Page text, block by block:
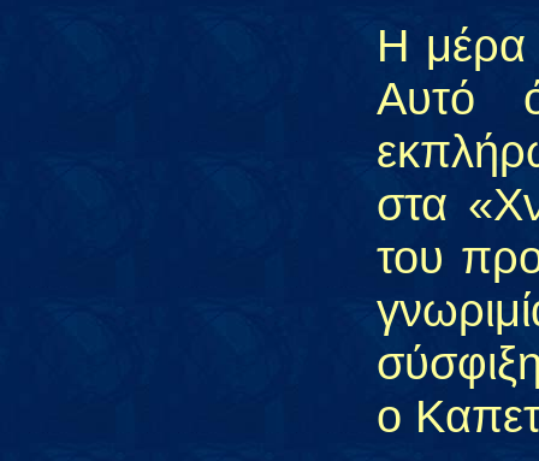
Η μέρα
Αυτό
στα
του
ο